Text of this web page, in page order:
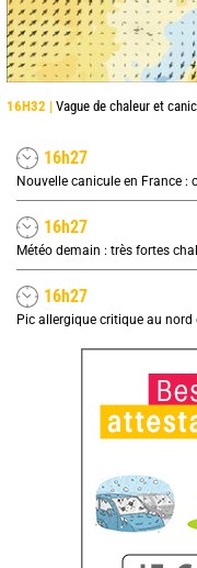
16H32 | Vague de chaleur et
16h27
Nouvelle canicule en France :
16h27
16h27